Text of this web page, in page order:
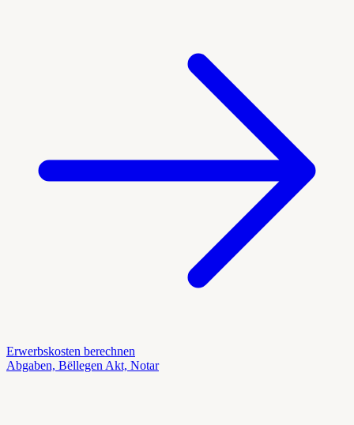
Erwerbskosten berechnen
Abgaben, Bëllegen Akt, Notar